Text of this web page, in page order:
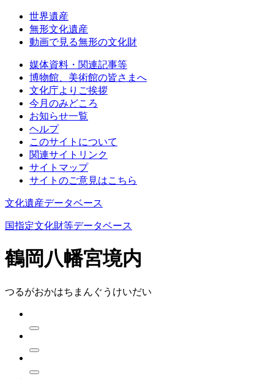
世界遺産
無形文化遺産
動画で見る無形の文化財
媒体資料・関連記事等
博物館、美術館の皆さまへ
文化庁よりご挨拶
今月のみどころ
お知らせ一覧
ヘルプ
このサイトについて
関連サイトリンク
サイトマップ
サイトのご意見はこちら
文化遺産データベース
国指定文化財等データベース
鶴岡八幡宮境内
つるがおかはちまんぐうけいだい